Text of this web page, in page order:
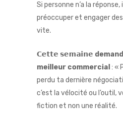
Si personne n’a la réponse,
préoccuper et engager
vite.
𝗖𝗲𝘁𝘁𝗲 𝘀𝗲𝗺𝗮𝗶𝗻𝗲
meilleur commercial : «
perdu ta dernière
c’est la vélocité ou l’outil,
fiction et non une réalité.